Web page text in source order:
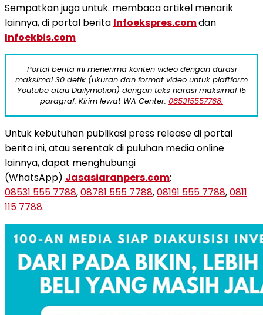
Sempatkan juga untuk. membaca artikel menarik
lainnya, di portal berita Infoekspres.comdan
Infoekbis.com
Portal berita ini menerima konten video dengan durasi
maksimal 30 detik (ukuran dan format video untuk plaftform
Youtube atau Dailymotion) dengan teks narasi maksimal 15
paragraf. Kirim lewat WA Center: 085315557788.
Untuk kebutuhan publikasi press release di portal
berita ini, atau serentak di puluhan media online
lainnya, dapat menghubungi
(WhatsApp) Jasasiaranpers.com:
08531 555 7788,08781 555 7788,08191 555 7788,0811
115 7788.